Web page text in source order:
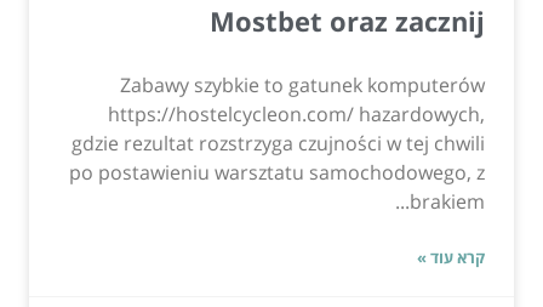
Mostbet oraz zacznij
Zabawy szybkie to gatunek komputerów
https://hostelcycleon.com/ hazardowych,
gdzie rezultat rozstrzyga czujności w tej chwili
po postawieniu warsztatu samochodowego, z
brakiem...
קרא עוד »